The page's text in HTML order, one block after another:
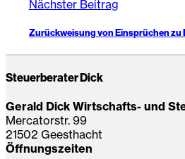
Nächster Beitrag
Zurückweisung von Einsprüchen
Steuerberater Dick
Gerald Dick Wirtschafts- und
Mercatorstr. 99
21502 Geesthacht
Öffnungszeiten